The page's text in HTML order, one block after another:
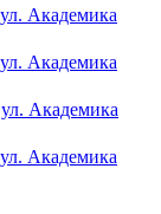
Академика
Академика
Академика
Академика